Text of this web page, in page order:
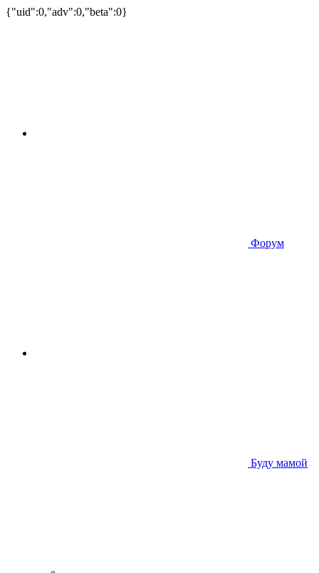
{"uid":0,"adv":0,"beta":0}
Форум
Буду мамой